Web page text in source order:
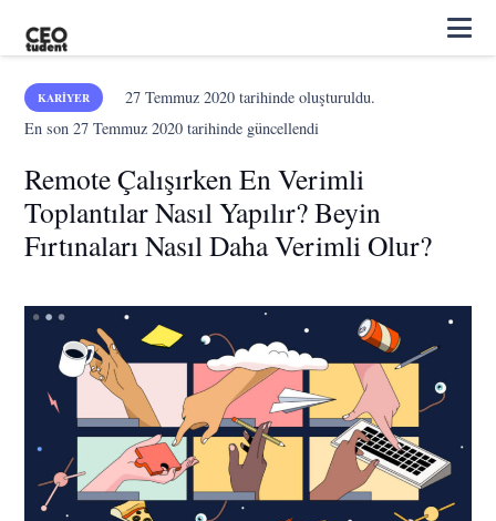
KARIYER 27 Temmuz 2020tarihinde oluşturuldu.
En son27 Temmuz 2020 tarihinde güncellendi
Remote Çalışırken En Verimli
Toplantılar Nasıl Yapılır? Beyin
Fırtınaları Nasıl Daha Verimli Olur?